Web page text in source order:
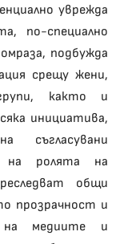
уврежда
по-специално
подбужда
срещу жени,
както и
инициатива,
съгласувани
на ролята на
общи
прозрачност и
на медиите и